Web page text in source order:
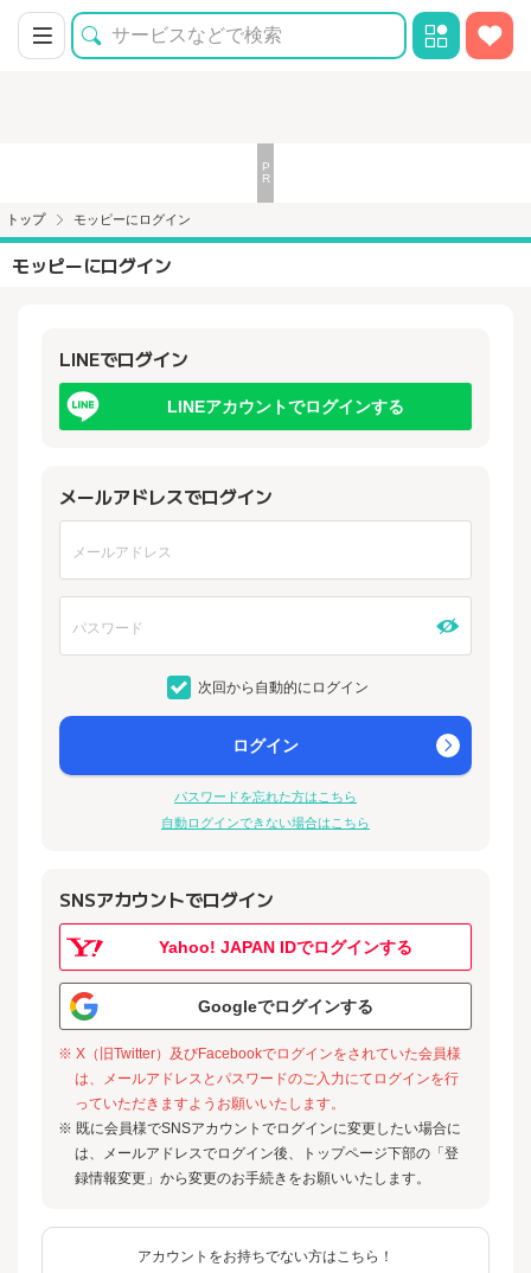
トップ モッピーにログイン
モッピーにログイン
LINEでログイン
LINEアカウントでログインする
メールアドレスでログイン
次回から自動的にログイン
ログイン
パスワードを忘れた方はこちら
自動ログインできない場合はこちら
SNSアカウントでログイン
Yahoo! JAPAN IDでログインする
Googleでログインする
※ X（旧Twitter）及びFacebookでログインをされていた会員様
は、メールアドレスとパスワードのご入力にてログインを行
っていただきますようお願いいたします。
※ 既に会員様でSNSアカウントでログインに変更したい場合に
は、メールアドレスでログイン後、トップページ下部の「登
録情報変更」から変更のお手続きをお願いいたします。
アカウントをお持ちでない方はこちら！